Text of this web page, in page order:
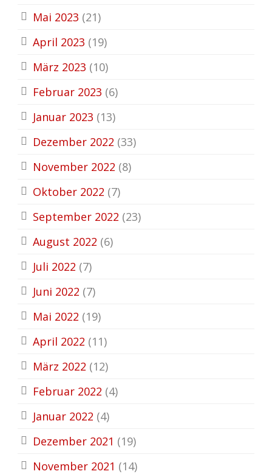
Mai 2023 (21)
April 2023 (19)
März 2023 (10)
Februar 2023 (6)
Januar 2023 (13)
Dezember 2022 (33)
November 2022 (8)
Oktober 2022 (7)
September 2022 (23)
August 2022 (6)
Juli 2022 (7)
Juni 2022 (7)
Mai 2022 (19)
April 2022 (11)
März 2022 (12)
Februar 2022 (4)
Januar 2022 (4)
Dezember 2021 (19)
November 2021 (14)